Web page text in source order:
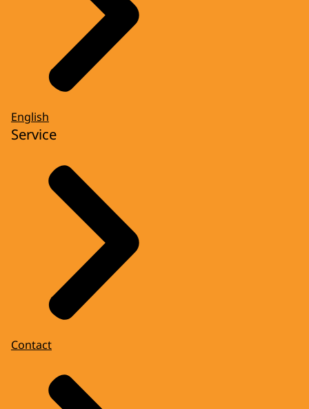
English
Service
Contact